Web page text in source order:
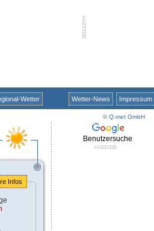
Wetter Wetter-News Impressum
©Q.met GmbH
Infos
Benutzersuche